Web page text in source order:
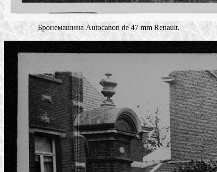
Бронемашина Autocanon de 47 mm Renault.